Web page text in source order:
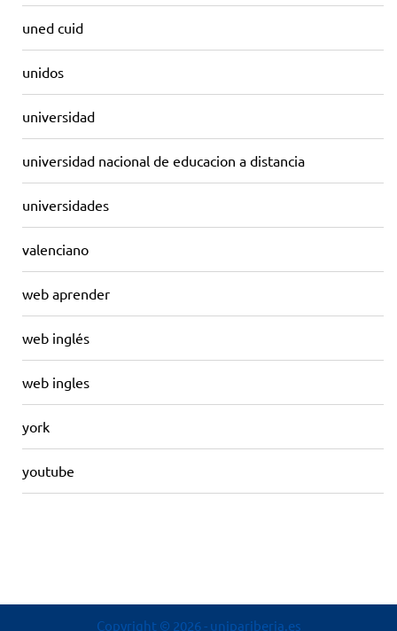
uned cuid
unidos
universidad
universidad nacional de educacion a distancia
universidades
valenciano
web aprender
web inglés
web ingles
york
youtube
Copyright © 2026- unipariberia.es